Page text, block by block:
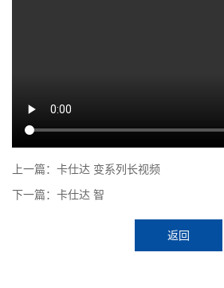
上一篇：卡仕达 变系列长视频
下一篇：卡仕达 智
返回